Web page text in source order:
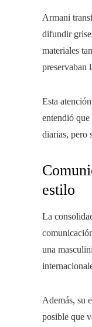
Armani
difundir
materiales
preservaban
Esta
entendió que
diarias, pero
estilo
La
una
Además, su
posible que